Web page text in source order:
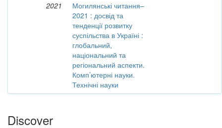
2021
Могилянські читання–
2021 : досвід та
тенденції розвитку
суспільства в Україні :
глобальний,
національний та
регіональний аспекти.
Комп’ютерні науки.
Технічні науки
Discover